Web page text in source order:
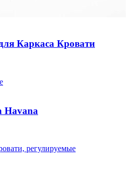
Каркаса Кровати
Havana